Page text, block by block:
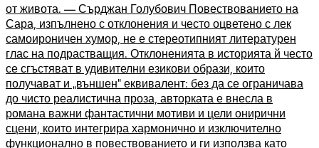
от живота. — Сърджан Голубович Повествованието на
Сара, изпълнено с отклонения и често оцветено с лек
самоироничен хумор, не е стереотипният литературен
глас на подрастващия. Отклоненията в историята й често
се сгъстяват в удивителни езикови образи, които
получават и „външен“ еквивалент: без да се ограничава
до чисто реалистична проза, авторката е внесла в
романа важни фантастични мотиви и цели онирични
сцени, които интегрира хармонично и изключително
функционално в повествованието и ги използва като